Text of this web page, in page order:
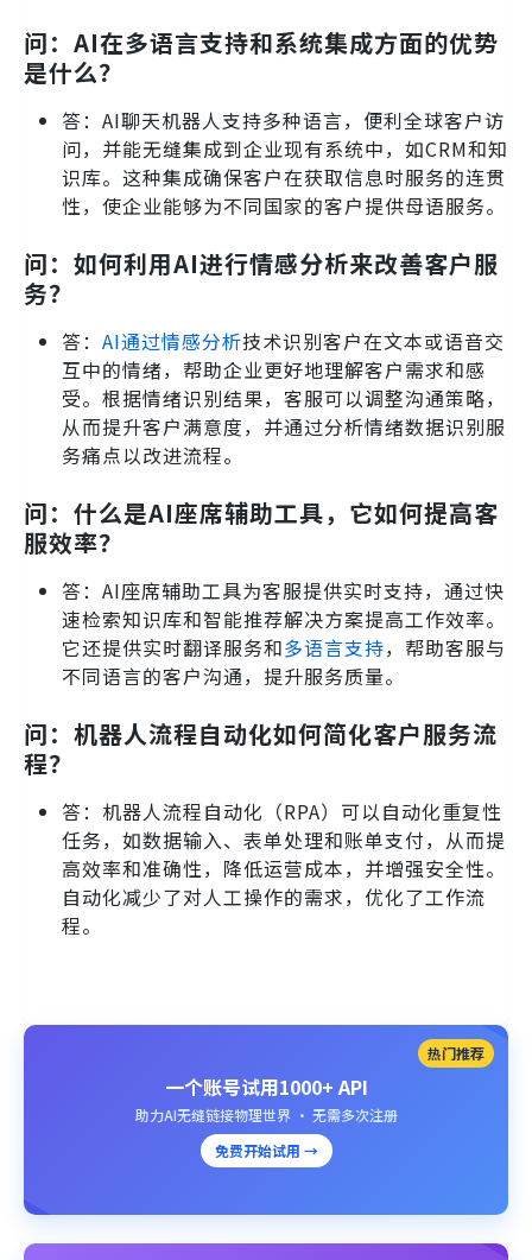
问：AI在多语言支持和系统集成方面的优势
是什么？
答：AI聊天机器人支持多种语言，便利全球客户访
问，并能无缝集成到企业现有系统中，如CRM和知
识库。这种集成确保客户在获取信息时服务的连贯
性，使企业能够为不同国家的客户提供母语服务。
问：如何利用AI进行情感分析来改善客户服
务？
答： AI通过情感分析技术识别客户在文本或语音交
互中的情绪，帮助企业更好地理解客户需求和感
受。根据情绪识别结果，客服可以调整沟通策略，
从而提升客户满意度，并通过分析情绪数据识别服
务痛点以改进流程。
问：什么是AI座席辅助工具，它如何提高客
服效率？
答：AI座席辅助工具为客服提供实时支持，通过快
速检索知识库和智能推荐解决方案提高工作效率。
它还提供实时翻译服务和多语言支持，帮助客服与
不同语言的客户沟通，提升服务质量。
问：机器人流程自动化如何简化客户服务流
程？
答：机器人流程自动化（RPA）可以自动化重复性
任务，如数据输入、表单处理和账单支付，从而提
高效率和准确性，降低运营成本，并增强安全性。
自动化减少了对人工操作的需求，优化了工作流
程。
热门推荐
一个账号试用1000+ API
助力AI无缝链接物理世界 · 无需多次注册
免费开始试用 →